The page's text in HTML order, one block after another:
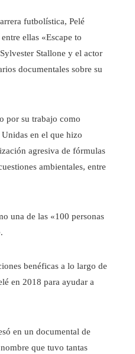
futbolística, Pelé
ellas «Escape to
Stallone y el actor
documentales sobre su
por su trabajo como
en el que hizo
agresiva de fórmulas
ambientales, entre
una de las «100 personas
benéficas a lo largo de
en 2018 para ayudar a
en un documental de
que tuvo tantas